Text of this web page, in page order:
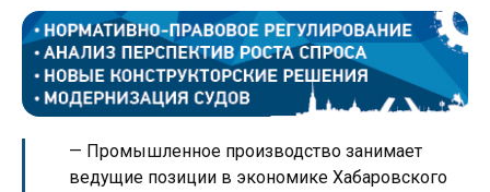
— Промышленное производство занимает
ведущие позиции в экономике Хабаровского